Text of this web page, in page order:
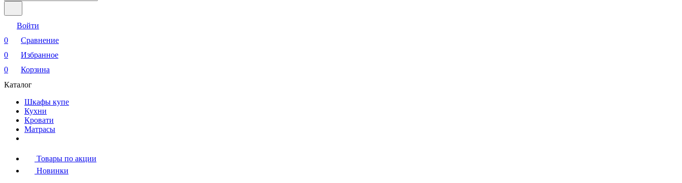
Войти
0
Сравнение
0
Избранное
0
Корзина
Каталог
Шкафы купе
Кухни
Кровати
Матрасы
Товары по акции
Новинки